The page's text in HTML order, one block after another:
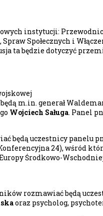
instytucji:
Społecznych i
ta będzie dotyczyć
m.in. generał
Wojciech Saługa. Panel
uczestnicy panelu
24), wśród
Środkowo-
rozmawiać będą
oraz psycholog,